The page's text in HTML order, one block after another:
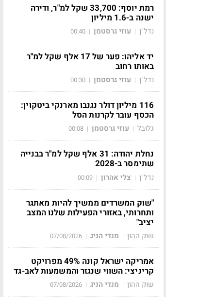
רמת יוסף: 33,700 שקל למ"ר, ודירה
ישנה ב-1.6 מיליון
נדל"ן | עוזי גרסטמן |
00:40
יד אליהו: פער של 17 אלף שקל למ"ר
באותו רחוב
נדל"ן | עוזי גרסטמן |
00:30
116 מיליון דולר נגנבו מארנקי ביטקוין:
הכסף עובר לקרנות הסל
גלובל | עוזי גרסטמן |
00:08
נחלת יהודה: 31 אלף שקל למ"ר בבנייה
שתימסר ב-2028
נדל"ן | צלי אהרון |
00:09
"שוק המשרדים ממשיך להיות מאתגר
ותחרותי, באזורי הפעילות שלנו המצב
יציב"
שוק ההון | מנדי הניג |
07/08/2026
אמריקה ישראל קונה 49% מפרויקט
קריניצי: השווי שנגזר והמשמעות לאב-גד
שוק ההון | מנדי הניג |
07/08/2026